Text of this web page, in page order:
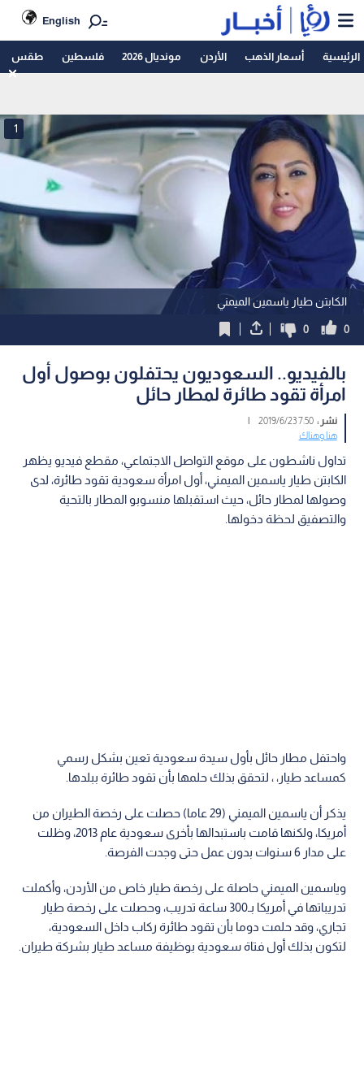
English
الرئيسية أسعار الذهب الأردن مونديال 2026 فلسطين طقس
الكابتن طيار ياسمين الميمني
1
0
0
بالفيديو.. السعوديون يحتفلون بوصول أول
امرأة تقود طائرة لمطار حائل
نشر :7:50 2019/6/23
|
هنا وهناك
تداول ناشطون على موقع التواصل الاجتماعي، مقطع فيديو يظهر
الكابتن طيار ياسمين الميمني، أول امرأة سعودية تقود طائرة، لدى
وصولها لمطار حائل، حيث استقبلها منسوبو المطار بالتحية
والتصفيق لحظة دخولها.
واحتفل مطار حائل بأول سيدة سعودية تعين بشكل رسمي
كمساعد طيار، ، لتحقق بذلك حلمها بأن تقود طائرة ببلدها.
يذكر أن ياسمين الميمني (29 عاما) حصلت على رخصة الطيران من
أمريكا، ولكنها قامت باستبدالها بأخرى سعودية عام 2013، وظلت
على مدار 6 سنوات بدون عمل حتى وجدت الفرصة.
وياسمين الميمني حاصلة على رخصة طيار خاص من الأردن، وأكملت
تدريباتها في أمريكا بـ300 ساعة تدريب، وحصلت على رخصة طيار
تجاري، وقد حلمت دوما بأن تقود طائرة ركاب داخل السعودية،
لتكون بذلك أول فتاة سعودية بوظيفة مساعد طيار بشركة طيران.